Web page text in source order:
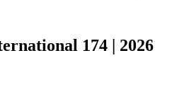
174 | 2026